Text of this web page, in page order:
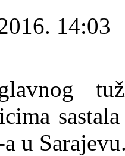
14:03
u Sarajevu.